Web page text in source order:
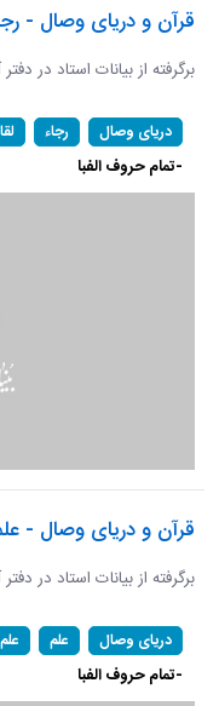
قرآن و دریای وصال -
برگرفته از بیانات استاد در دفتر
دریای وصال رجاء
-تمام حروف الفبا
قرآن و دریای وصال -
برگرفته از بیانات استاد در دفتر
دریای وصال علم
-تمام حروف الفبا